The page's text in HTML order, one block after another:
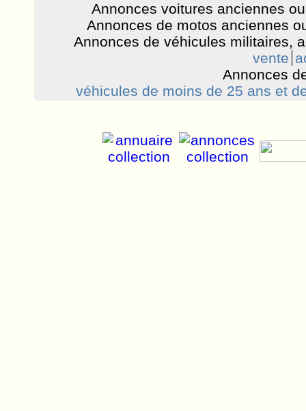
Annonces voitures anciennes
Annonces de motos anciennes
Annonces de véhicules militaires,
vente
Annonces
véhicules de moins de 25 ans et